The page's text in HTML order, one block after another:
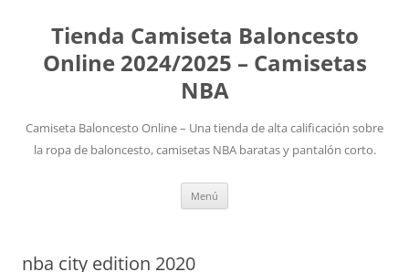
Tienda Camiseta Baloncesto
Online 2024/2025 – Camisetas
NBA
Camiseta Baloncesto Online – Una tienda de alta calificación sobre
la ropa de baloncesto, camisetas NBA baratas y pantalón corto.
Menú
nba city edition 2020